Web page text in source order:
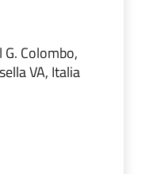
G. Colombo,
VA, Italia